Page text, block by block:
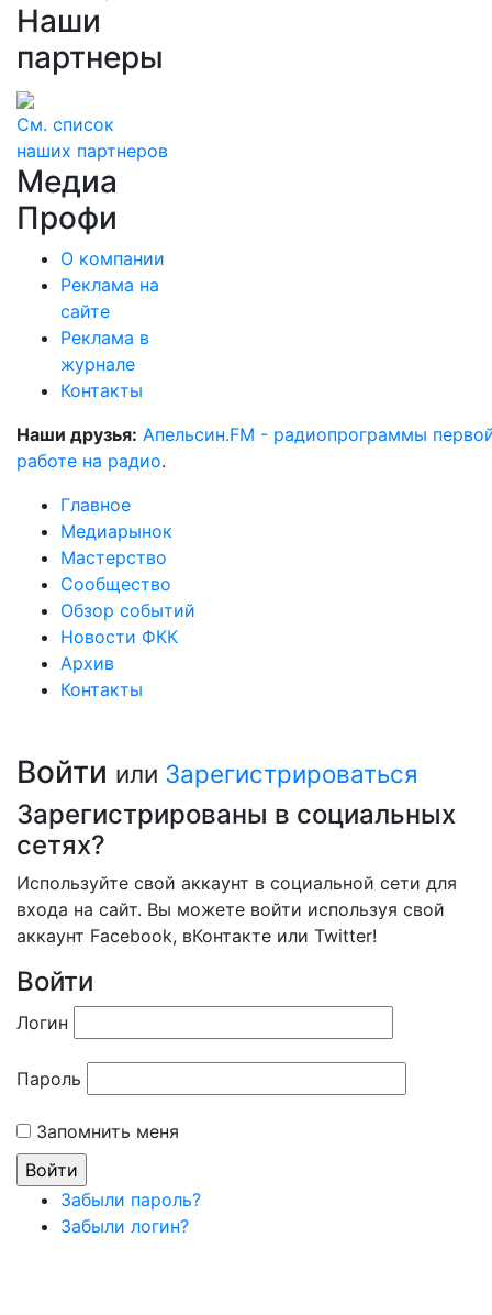
Наши
партнеры
См. список
наших партнеров
Медиа
Профи
О компании
Реклама на
сайте
Реклама в
журнале
Контакты
Наши друзья: Апельсин.FM - радиопрограммы
работе на радио.
Главное
Медиарынок
Мастерство
Сообщество
Обзор событий
Новости ФКК
Архив
Контакты
Войти или Зарегистрироваться
Зарегистрированы в социальных
сетях?
Используйте свой аккаунт в социальной сети для
входа на сайт. Вы можете войти используя свой
аккаунт Facebook, вКонтакте или Twitter!
Войти
Логин
Пароль
Запомнить меня
Забыли пароль?
Забыли логин?